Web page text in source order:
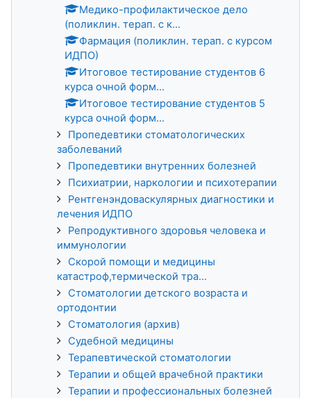
Медико-профилактическое дело
(поликлин. терап. с к...
Фармация (поликлин. терап. с курсом
ИДПО)
Итоговое тестирование студентов 6
курса очной форм...
Итоговое тестирование студентов 5
курса очной форм...
Пропедевтики стоматологических
заболеваний
Пропедевтики внутренних болезней
Психиатрии, наркологии и психотерапии
Рентгенэндоваскулярных диагностики и
лечения ИДПО
Репродуктивного здоровья человека и
иммунологии
Скорой помощи и медицины
катастроф,термической тра...
Стоматологии детского возраста и
ортодонтии
Стоматология (архив)
Судебной медицины
Терапевтической стоматологии
Терапии и общей врачебной практики
Терапии и профессиональных болезней